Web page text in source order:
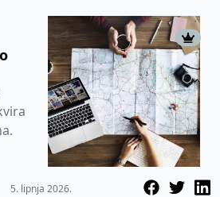
5. lipnja 2026.